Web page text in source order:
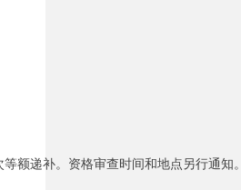
额递补。资格审查时间和地点另行通知。